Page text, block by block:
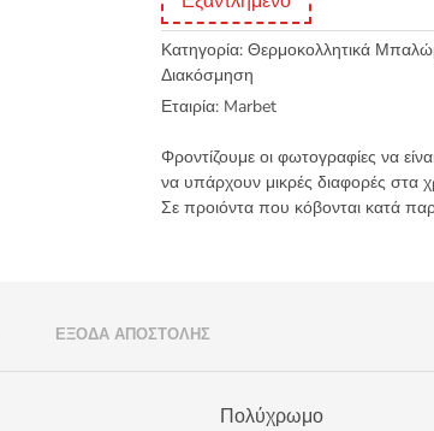
Κατηγορία: Θερμοκολλητικά
Διακόσμηση
Εταιρία: Marbet
Φροντίζουμε οι φωτογραφίες να
να υπάρχουν μικρές διαφορές
Σε προιόντα που κόβονται κατά
ΈΞΟΔΑ ΑΠΟΣΤΟΛΉΣ
Πολύχρωμο